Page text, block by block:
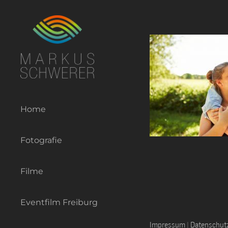
Home
Fotografie
Filme
Eventfilm Freiburg
Impressum |